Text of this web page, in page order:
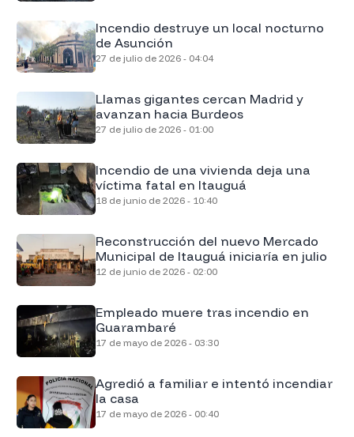
Incendio destruye un local nocturno
de Asunción
27 de julio de 2026 - 04:04
Llamas gigantes cercan Madrid y
avanzan hacia Burdeos
27 de julio de 2026 - 01:00
Incendio de una vivienda deja una
víctima fatal en Itauguá
18 de junio de 2026 - 10:40
Reconstrucción del nuevo Mercado
Municipal de Itauguá iniciaría en julio
12 de junio de 2026 - 02:00
Empleado muere tras incendio en
Guarambaré
17 de mayo de 2026 - 03:30
Agredió a familiar e intentó incendiar
la casa
17 de mayo de 2026 - 00:40